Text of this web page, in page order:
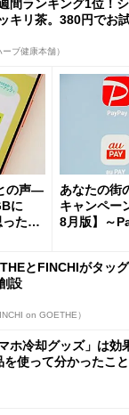
間ランキング1位！
キリ茶。380円でお
ブ健康本舗）
の声―
に
った」
あなたの街
キャンペー
8月版】～
とFINCHIがタッ
設
on GOETHE）
マホ冷却グッズ」は
を使って分かったこと